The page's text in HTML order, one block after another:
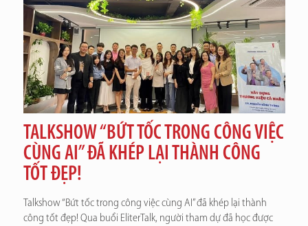
TALKSHOW “BỨT TỐC TRONG CÔNG VIỆC
CÙNG AI” ĐÃ KHÉP LẠI THÀNH CÔNG
TỐT ĐẸP!
Talkshow “Bứt tốc trong công việc cùng AI” đã khép lại thành
công tốt đẹp! Qua buổi EliterTalk, người tham dự đã học được